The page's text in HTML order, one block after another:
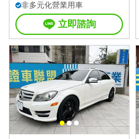
非多元化營業用車
立即諮詢